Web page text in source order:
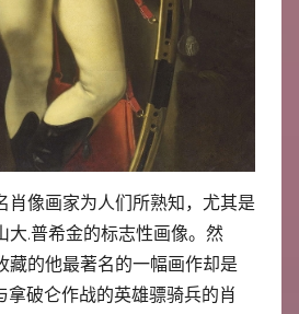
肖像画家为人们所熟知，尤其是
大.普希金的标志性画像。然
藏的他最著名的一幅画作却是
拿破仑作战的英雄骠骑兵的肖